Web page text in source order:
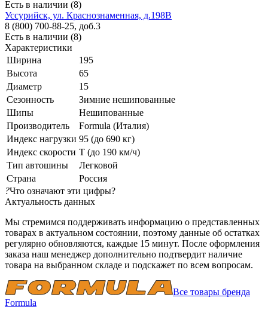
Есть в наличии (8)
Уссурийск, ул. Краснознаменная, д.198В
8 (800) 700-88-25, доб.3
Есть в наличии (8)
Характеристики
Ширина
195
Высота
65
Диаметр
15
Сезонность
Зимние нешипованные
Шипы
Нешипованные
Производитель
Formula (Италия)
Индекс нагрузки 95 (до 690 кг)
Индекс скорости T (до 190 км/ч)
Тип автошины
Легковой
Страна
Россия
?Что означают эти цифры?
Актуальность данных
Мы стремимся поддерживать информацию о представленных
товарах в актуальном состоянии, поэтому данные об остатках
регулярно обновляются, каждые 15 минут. После оформления
заказа наш менеджер дополнительно подтвердит наличие
товара на выбранном складе и подскажет по всем вопросам.
Все товары бренда
Formula